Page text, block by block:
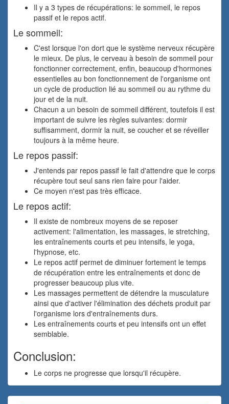
Il y a 3 types de récupérations: le sommeil, le repos
passif et le repos actif.
Le sommeil:
C'est lorsque l'on dort que le système nerveux récupère
le mieux. De plus, le cerveau à besoin de sommeil pour
fonctionner correctement, enfin, beaucoup d'hormones
essentielles au bon fonctionnement de l'organisme ont
un cycle de production lié au sommeil ou au rythme du
jour et de la nuit.
Chacun a un besoin de sommeil différent, toutefois il est
important de suivre les règles suivantes: dormir
suffisamment, dormir la nuit, se coucher et se réveiller
toujours à la même heure.
Le repos passif:
J'entends par repos passif le fait d'attendre que le corps
récupère tout seul sans rien faire pour l'aider.
Ce moyen n'est pas très efficace.
Le repos actif:
Il existe de nombreux moyens de se reposer
activement: l'alimentation, les massages, le stretching,
les entraînements courts et peu intensifs, le yoga,
l'hypnose, etc.
Le repos actif permet de diminuer fortement le temps
de récupération entre les entraînements et donc de
progresser beaucoup plus vite.
Les massages permettent de détendre la musculature
ainsi que d'activer l'élimination des déchets produit par
l'organisme lors d'entraînements durs.
Les entraînements courts et peu intensifs ont un effet
semblable.
Conclusion:
Le corps ne progresse que lorsqu'il récupère.